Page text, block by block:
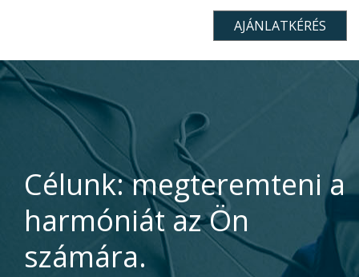
Célunk: megteremteni a
harmóniát az Ön
számára.